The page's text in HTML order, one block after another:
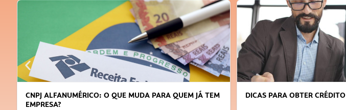
CNPJ ALFANUMÉRICO: O QUE MUDA PARA QUEM JÁ TEM
EMPRESA?
DICAS PARA OBTER CRÉDITO